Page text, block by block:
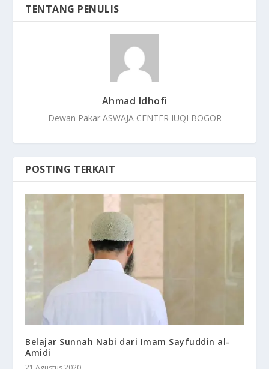
TENTANG PENULIS
Ahmad Idhofi
Dewan Pakar ASWAJA CENTER IUQI BOGOR
POSTING TERKAIT
Belajar Sunnah Nabi dari Imam Sayfuddin al-
Amidi